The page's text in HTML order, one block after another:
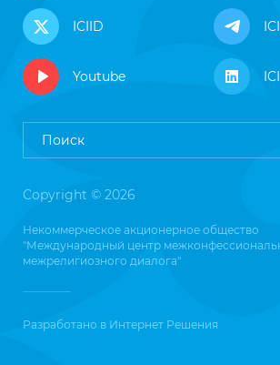
ICIID
Youtube
Copyright © 2026
Некоммерческое акционерное общество
"Международный центр
межрелигиозного диалога"
Разработано в Интернет Решения